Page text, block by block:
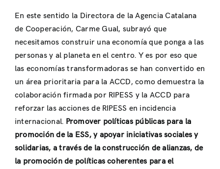
En este sentido la Directora de la Agencia Catalana
de Cooperación, Carme Gual, subrayó que
necesitamos construir una economía que ponga a las
personas y al planeta en el centro. Y es por eso que
las economías transformadoras se han convertido en
un área prioritaria para la ACCD, como demuestra la
colaboración firmada por RIPESS y la ACCD para
reforzar las acciones de RIPESS en incidencia
internacional. Promover políticas públicas para la
promoción de la ESS, y apoyar iniciativas sociales y
solidarias, a través de la construcción de alianzas, de
la promoción de políticas coherentes para el